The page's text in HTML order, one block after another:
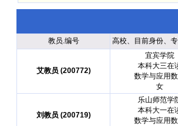
教员.编号 高校、目前身份、
艾教员 (200772)
宜宾学院
本科大三在
数学与应用
女
刘教员 (200719)
乐山师范学
本科大一在
数学与应用